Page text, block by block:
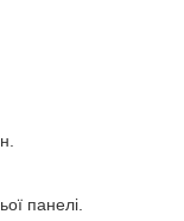
панелі.